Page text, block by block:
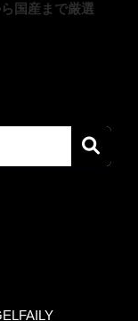
国産まで厳選